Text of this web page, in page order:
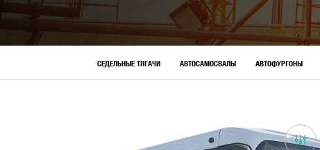
СЕДЕЛЬНЫЕ ТЯГАЧИ АВТОСАМОСВАЛЫ АВТОФУРГОНЫ